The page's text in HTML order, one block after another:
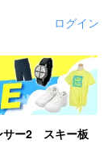
ログイン
サー2 スキー板